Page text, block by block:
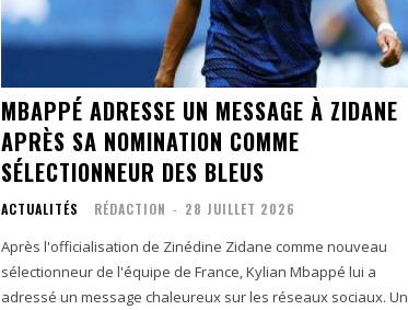
MBAPPÉ ADRESSE UN MESSAGE À ZIDANE
APRÈS SA NOMINATION COMME
SÉLECTIONNEUR DES BLEUS
ACTUALITÉS RÉDACTION - 28 JUILLET 2026
Après l'officialisation de Zinédine Zidane comme nouveau
sélectionneur de l'équipe de France, Kylian Mbappé lui a
adressé un message chaleureux sur les réseaux sociaux. Un